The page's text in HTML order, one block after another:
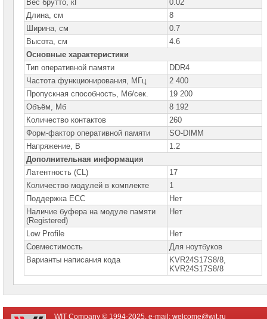
Пассивное
сетевое
оборудование
Активное
сетевое
оборудование
СХД
системы
хранения
данных
Компоненты
компьютеров
Платформы
малого
размера
Материнские
платы
Процессоры
Intel
AMD
памяти
Вес брутто, кГ
0.02
Длина, см
8
Ширина, см
0.7
Высота, см
4.6
Основные характеристики
Тип оперативной памяти
DDR4
Частота функционирования, МГц
2 400
Пропускная способность, Мб/сек.
19 200
Объём, Мб
8 192
Количество контактов
260
Форм-фактор оперативной памяти
SO-DIMM
Напряжение, В
1.2
Дополнительная информация
Латентность (CL)
17
Количество модулей в комплекте
1
Поддержка ECC
Нет
Наличие буфера на модуле памяти
(Registered)
Нет
Low Profile
Нет
Совместимость
Для ноутбуков
Варианты написания кода
KVR24S17S8/8,
KVR24S17S8/8
WIT Company © 1994-2025, e-mail: welcome@wit.ru